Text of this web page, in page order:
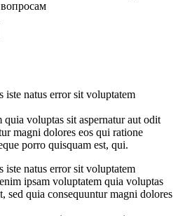
iste natus error sit voluptatem
voluptas sit aspernatur aut odit
magni dolores eos qui ratione
porro quisquam est, qui.
iste natus error sit voluptatem
ipsam voluptatem quia voluptas
sed quia consequuntur magni dolores